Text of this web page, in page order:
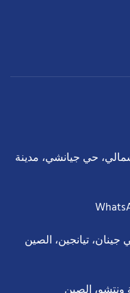
بينخه الشمالي، حي جيانشي، مدينة